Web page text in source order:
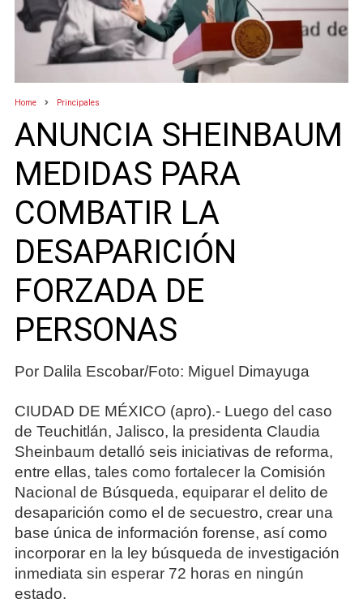
Home Principales
ANUNCIA SHEINBAUM
MEDIDAS PARA
COMBATIR LA
DESAPARICIÓN
FORZADA DE
PERSONAS
Por Dalila Escobar/Foto: Miguel Dimayuga
CIUDAD DE MÉXICO (apro).- Luego del caso
de Teuchitlán, Jalisco, la presidenta Claudia
Sheinbaum detalló seis iniciativas de reforma,
entre ellas, tales como fortalecer la Comisión
Nacional de Búsqueda, equiparar el delito de
desaparición como el de secuestro, crear una
base única de información forense, así como
incorporar en la ley búsqueda de investigación
inmediata sin esperar 72 horas en ningún
estado.